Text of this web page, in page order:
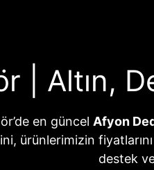
| Altın,
en güncel Afyon
ürünlerimizin
destek